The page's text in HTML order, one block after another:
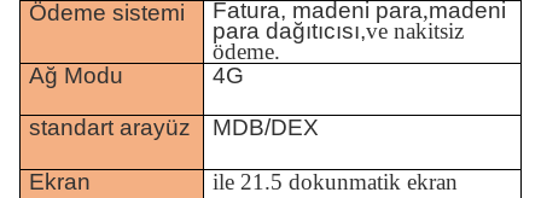
Ödeme sistemi Fatura, madeni para,madeni
para dağıtıcısı,ve nakitsiz
ödeme.
Ağ Modu
4G
standart arayüz MDB/DEX
Ekran ile 21.5 dokunmatik ekran